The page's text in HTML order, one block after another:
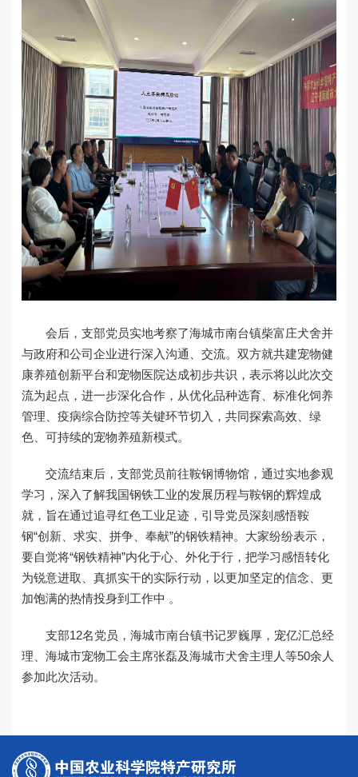
会后，支部党员实地考察了海城市南台镇柴富庄犬舍并
与政府和公司企业进行深入沟通、交流。双方就共建宠物健
康养殖创新平台和宠物医院达成初步共识，表示将以此次交
流为起点，进一步深化合作，从优化品种选育、标准化饲养
管理、疫病综合防控等关键环节切入，共同探索高效、绿
色、可持续的宠物养殖新模式。
交流结束后，支部党员前往鞍钢博物馆，通过实地参观
学习，深入了解我国钢铁工业的发展历程与鞍钢的辉煌成
就，旨在通过追寻红色工业足迹，引导党员深刻感悟鞍
钢“创新、求实、拼争、奉献”的钢铁精神。大家纷纷表示，
要自觉将“钢铁精神”内化于心、外化于行，把学习感悟转化
为锐意进取、真抓实干的实际行动，以更加坚定的信念、更
加饱满的热情投身到工作中 。
支部12名党员，海城市南台镇书记罗巍厚，宠亿汇总经
理、海城市宠物工会主席张磊及海城市犬舍主理人等50余人
参加此次活动。